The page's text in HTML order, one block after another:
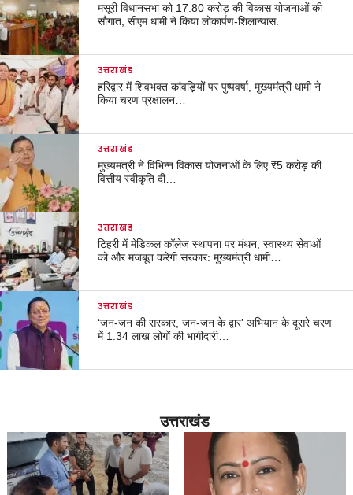
मसूरी विधानसभा को 17.80 करोड़ की विकास योजनाओं की
सौगात, सीएम धामी ने किया लोकार्पण-शिलान्यास.
उत्तराखंड
हरिद्वार में शिवभक्त कांवड़ियों पर पुष्पवर्षा, मुख्यमंत्री धामी ने
किया चरण प्रक्षालन…
उत्तराखंड
मुख्यमंत्री ने विभिन्न विकास योजनाओं के लिए ₹5 करोड़ की
वित्तीय स्वीकृति दी…
उत्तराखंड
टिहरी में मेडिकल कॉलेज स्थापना पर मंथन, स्वास्थ्य सेवाओं
को और मजबूत करेगी सरकार: मुख्यमंत्री धामी…
उत्तराखंड
‘जन-जन की सरकार, जन-जन के द्वार’ अभियान के दूसरे चरण
में 1.34 लाख लोगों की भागीदारी…
उत्तराखंड